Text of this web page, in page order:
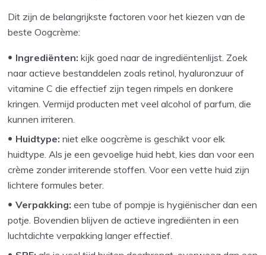
Dit zijn de belangrijkste factoren voor het kiezen van de
beste Oogcrème:
Ingrediënten: kijk goed naar de ingrediëntenlijst. Zoek
naar actieve bestanddelen zoals retinol, hyaluronzuur of
vitamine C die effectief zijn tegen rimpels en donkere
kringen. Vermijd producten met veel alcohol of parfum, die
kunnen irriteren.
Huidtype:niet elke oogcrème is geschikt voor elk
huidtype. Als je een gevoelige huid hebt, kies dan voor een
crème zonder irriterende stoffen. Voor een vette huid zijn
lichtere formules beter.
Verpakking: een tube of pompje is hygiënischer dan een
potje. Bovendien blijven de actieve ingrediënten in een
luchtdichte verpakking langer effectief.